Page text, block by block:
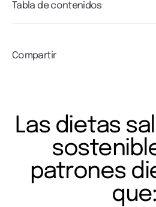
Tabla de contenidos
Compartir
Las dietas
patrones
que: